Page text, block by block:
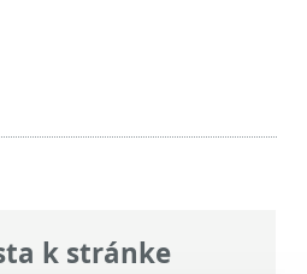
k stránke